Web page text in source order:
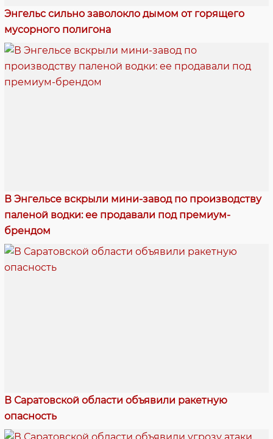
Энгельс сильно заволокло дымом от горящего
мусорного полигона
В Энгельсе вскрыли мини-завод по производству
паленой водки: ее продавали под премиум-
брендом
В Саратовской области объявили ракетную
опасность